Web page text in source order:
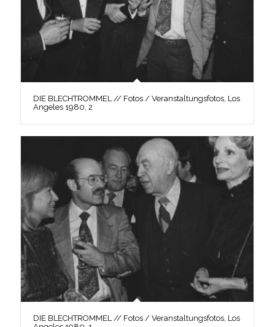
DIE BLECHTROMMEL // Fotos / Veranstaltungsfotos, Los
Angeles 1980, 2
DIE BLECHTROMMEL // Fotos / Veranstaltungsfotos, Los